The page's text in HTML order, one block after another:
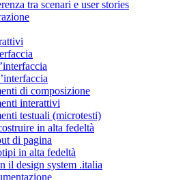
tra scenari e user stories
di composizione
interattivi
testuali (microtesti)
in alta fedeltà
di pagina
in alta fedeltà
il design system .italia